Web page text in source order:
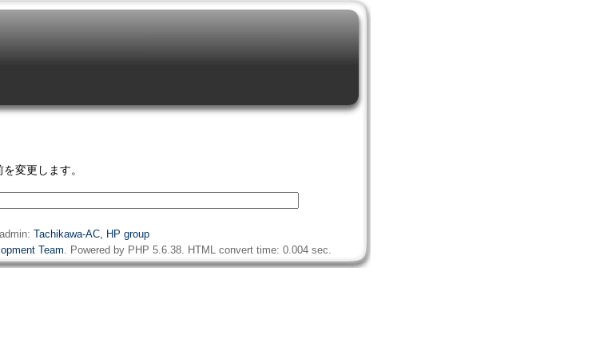
変更します。
Tachikawa-AC, HP group
Team. Powered by PHP 5.6.38. HTML convert time: 0.004 sec.